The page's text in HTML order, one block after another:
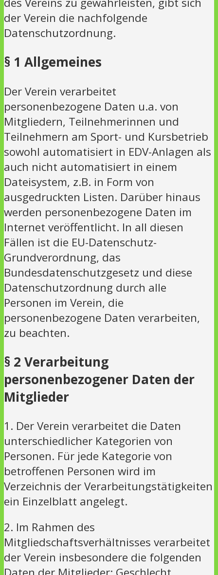
der Verein die nachfolgende
Datenschutzordnung.
§ 1 Allgemeines
Der Verein verarbeitet
personenbezogene Daten u.a. von
Mitgliedern, Teilnehmerinnen und
Teilnehmern am Sport- und Kursbetrieb
sowohl automatisiert in EDV-Anlagen als
auch nicht automatisiert in einem
Dateisystem, z.B. in Form von
ausgedruckten Listen. Darüber hinaus
werden personenbezogene Daten im
Internet veröffentlicht. In all diesen
Fällen ist die EU-Datenschutz-
Grundverordnung, das
Bundesdatenschutzgesetz und diese
Datenschutzordnung durch alle
Personen im Verein, die
personenbezogene Daten verarbeiten,
zu beachten.
§ 2 Verarbeitung
personenbezogener Daten der
Mitglieder
1. Der Verein verarbeitet die Daten
unterschiedlicher Kategorien von
Personen. Für jede Kategorie von
betroffenen Personen wird im
Verzeichnis der Verarbeitungstätigkeiten
ein Einzelblatt angelegt.
2. Im Rahmen des
Mitgliedschaftsverhältnisses verarbeitet
der Verein insbesondere die folgenden